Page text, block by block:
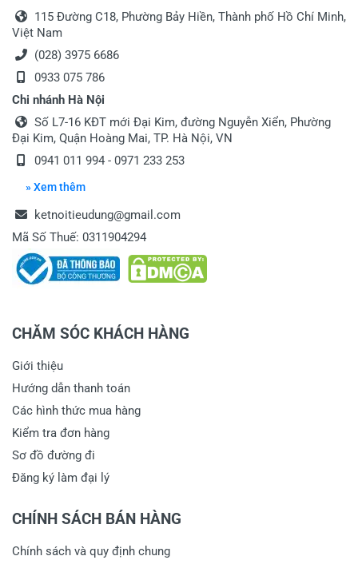
Gửi nhận xét
115 Đường C18, Phường Bảy Hiền, Thành phố Hồ Chí Minh,
Việt Nam
(028) 3975 6686
0933 075 786
Chi nhánh Hà Nội
Số L7-16 KĐT mới Đại Kim, đường Nguyễn Xiển, Phường
Đại Kim, Quận Hoàng Mai, TP. Hà Nội, VN
0941 011 994 - 0971 233 253
» Xem thêm
ketnoitieudung@gmail.com
Mã Số Thuế: 0311904294
CHĂM SÓC KHÁCH HÀNG
Giới thiệu
Hướng dẫn thanh toán
Các hình thức mua hàng
Kiểm tra đơn hàng
Sơ đồ đường đi
Đăng ký làm đại lý
CHÍNH SÁCH BÁN HÀNG
Chính sách và quy định chung